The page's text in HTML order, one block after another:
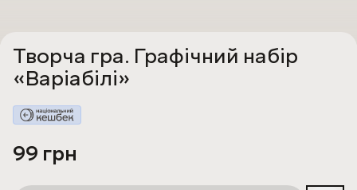
Творча гра. Графічний набір
«Варіабілі»
99 грн